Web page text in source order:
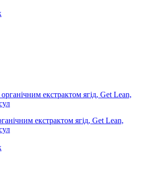
екстрактом ягід, Get Lean,